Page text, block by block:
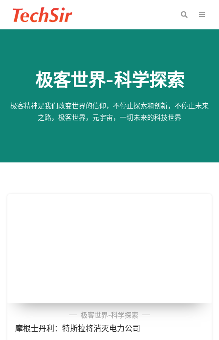
极客世界-科学探索
极客精神是我们改变世界的信仰，不停止探索和创新，不停止未来
之路，极客世界，元宇宙，一切未来的科技世界
极客世界-科学探索
摩根士丹利：特斯拉将消灭电力公司